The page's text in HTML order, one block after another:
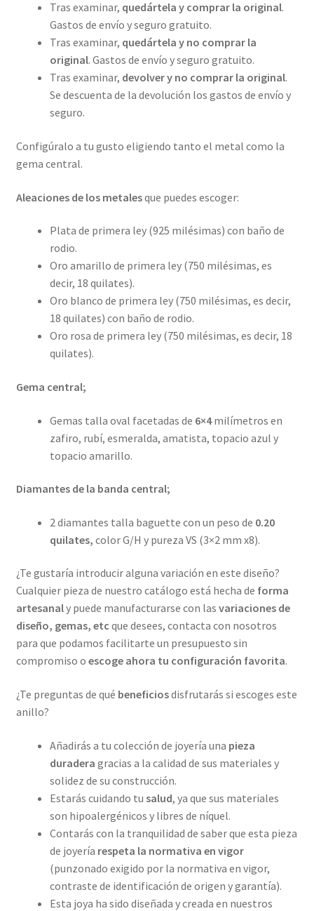
Tras examinar, quedártela y comprar la original.
Gastos de envío y seguro gratuito.
Tras examinar, quedártela y no comprar la
original. Gastos de envío y seguro gratuito.
Tras examinar, devolver y no comprar la original.
Se descuenta de la devolución los gastos de envío y
seguro.
Configúralo a tu gusto eligiendo tanto el metal como la
gema central.
Aleaciones de los metalesque puedes escoger:
Plata de primera ley (925 milésimas) con baño de
rodio.
Oro amarillo de primera ley (750 milésimas, es
decir, 18 quilates).
Oro blanco de primera ley (750 milésimas, es decir,
18 quilates) con baño de rodio.
Oro rosa de primera ley (750 milésimas, es decir, 18
quilates).
Gema central;
Gemas talla oval facetadas de 6×4milímetros en
zafiro, rubí, esmeralda, amatista, topacio azul y
topacio amarillo.
Diamantes de la banda central;
2 diamantes talla baguette con un peso de 0.20
quilates, color G/H y pureza VS (3×2 mm x8).
¿Te gustaría introducir alguna variación en este diseño?
Cualquier pieza de nuestro catálogo está hecha de forma
artesanaly puede manufacturarse con las variaciones de
diseño, gemas, etc que desees, contacta con nosotros
para que podamos facilitarte un presupuesto sin
compromiso o escoge ahora tu configuración favorita.
¿Te preguntas de qué beneficiosdisfrutarás si escoges este
anillo?
Añadirás a tu colección de joyería una pieza
duradera gracias a la calidad de sus materiales y
solidez de su construcción.
Estarás cuidando tu salud, ya que sus materiales
son hipoalergénicos y libres de níquel.
Contarás con la tranquilidad de saber que esta pieza
de joyería respeta la normativa en vigor
(punzonado exigido por la normativa en vigor,
contraste de identificación de origen y garantía).
Esta joya ha sido diseñada y creada en nuestros